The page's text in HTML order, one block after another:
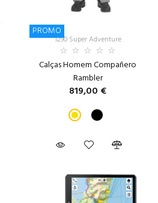
PROMO
1290 Super Adventure
Calças Homem Compañero
Rambler
819,00 €